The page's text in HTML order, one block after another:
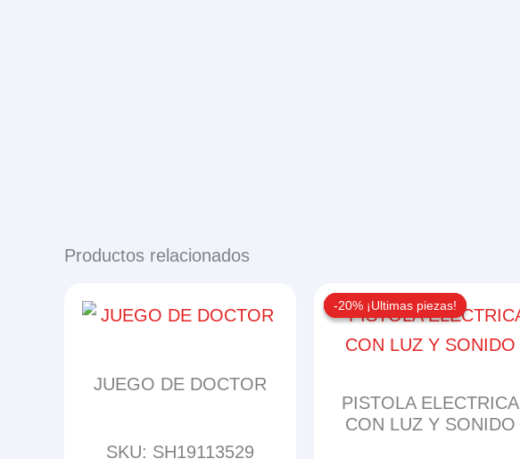
Productos relacionados
JUEGO DE DOCTOR
SKU: SH19113529
-20% ¡Ultimas piezas!
PISTOLA ELECTRICA
CON LUZ Y SONIDO
-20% ¡Ultimas piezas!